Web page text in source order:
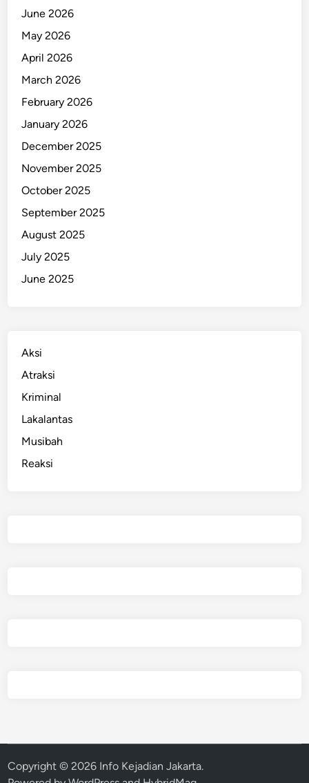
June 2026
May 2026
April 2026
March 2026
February 2026
January 2026
December 2025
November 2025
October 2025
September 2025
August 2025
July 2025
June 2025
Aksi
Atraksi
Kriminal
Lakalantas
Musibah
Reaksi
Copyright © 2026 Info Kejadian Jakarta.